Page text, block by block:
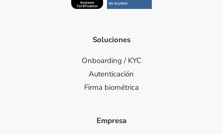
Soluciones
Onboarding / KYC
Autenticación
Firma biométrica
Empresa